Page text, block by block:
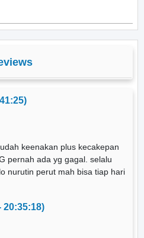
keenakan plus kecakepan
pernah ada yg gagal. selalu
nurutin perut mah bisa tiap hari
20:35:18)